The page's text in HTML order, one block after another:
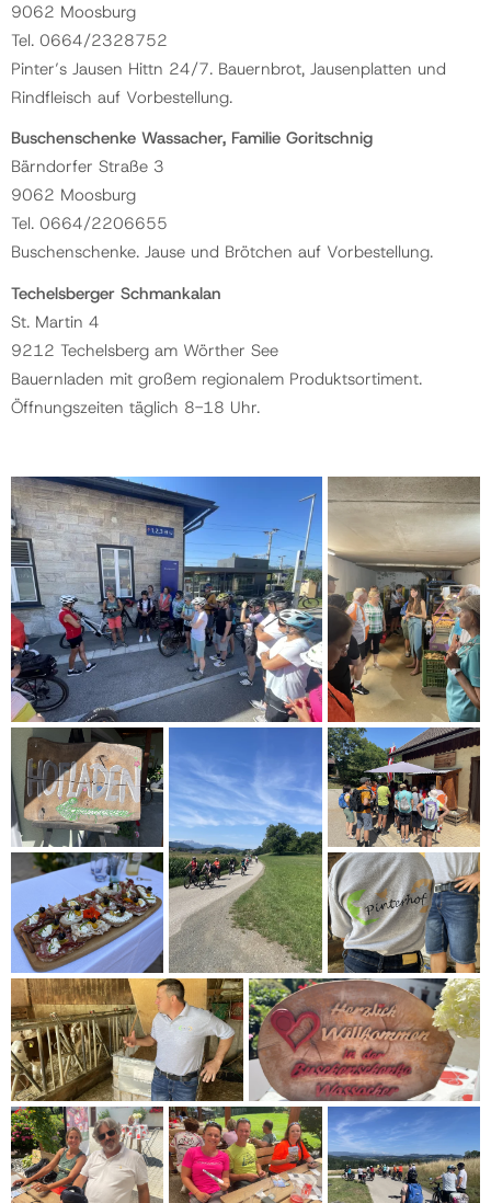
9062 Moosburg
Tel. 0664/2328752
Pinter’s Jausen Hittn 24/7. Bauernbrot, Jausenplatten und
Rindfleisch auf Vorbestellung.
Buschenschenke Wassacher, Familie Goritschnig
Bärndorfer Straße 3
9062 Moosburg
Tel. 0664/2206655
Buschenschenke. Jause und Brötchen auf Vorbestellung.
Techelsberger Schmankalan
St. Martin 4
9212 Techelsberg am Wörther See
Bauernladen mit großem regionalem Produktsortiment.
Öffnungszeiten täglich 8-18 Uhr.